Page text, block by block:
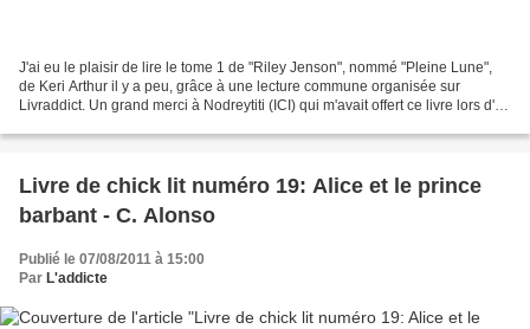
J'ai eu le plaisir de lire le tome 1 de "Riley Jenson", nommé "Pleine Lune",
de Keri Arthur il y a peu, grâce à une lecture commune organisée sur
Livraddict. Un grand merci à Nodreytiti (ICI) qui m'avait offert ce livre lors d'un
Livre de chick lit numéro 19: Alice et le prince
barbant - C. Alonso
Publié le 07/08/2011 à 15:00
Par L'addicte